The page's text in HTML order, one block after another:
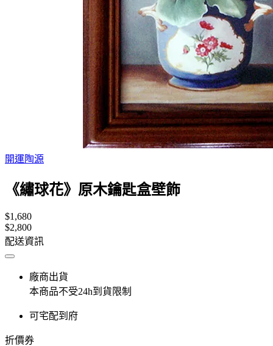
開運陶源
《繡球花》原木鑰匙盒壁飾
$1,680
$2,800
配送資訊
廠商出貨
本商品不受24h到貨限制
可宅配到府
折價券